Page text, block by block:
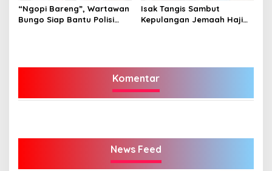
“Ngopi Bareng”, Wartawan
Bungo Siap Bantu Polisi
Isak Tangis Sambut
Kepulangan Jemaah Haji
Komentar
News Feed